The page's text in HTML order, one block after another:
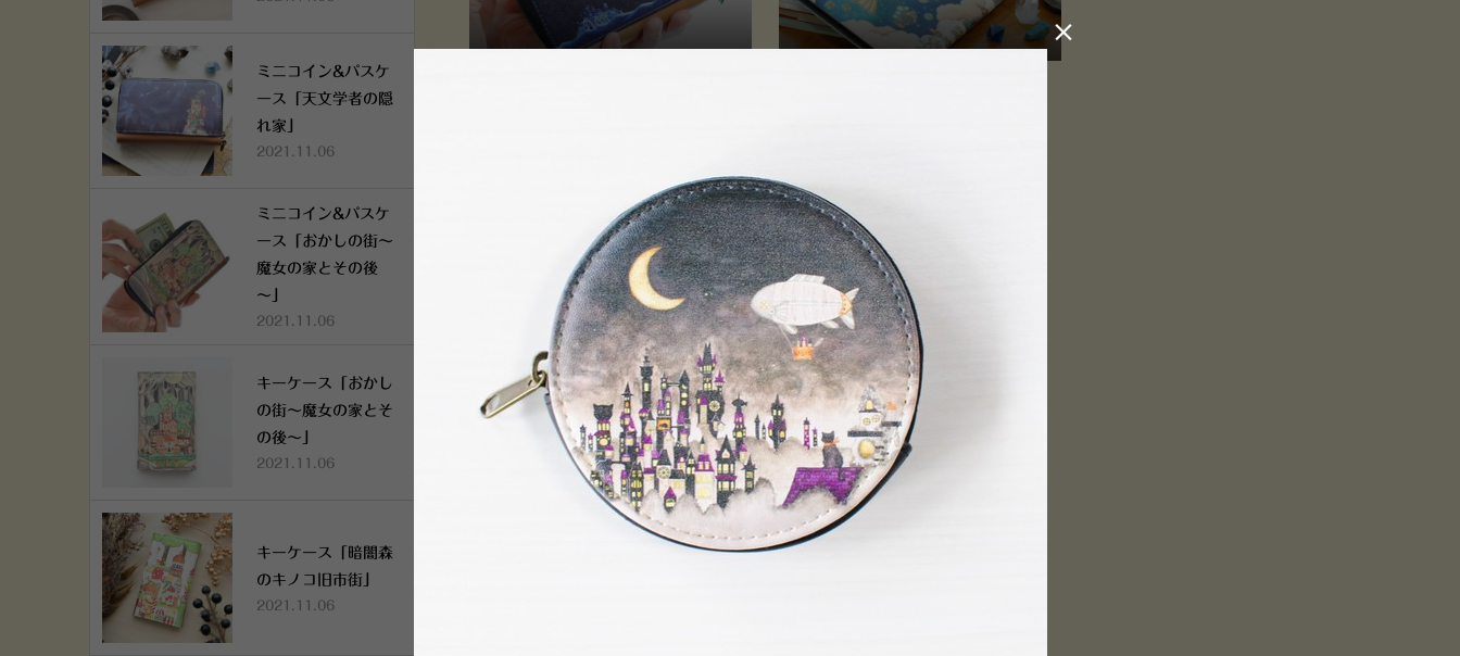
ミニコイン&パスケ
ース「天文学者の隠
れ家」
2021.11.06
ミニコイン&パスケ
ース「おかしの街～
魔女の家とその後
～」
2021.11.06
キーケース「おかし
の街～魔女の家とそ
の後～」
2021.11.06
キーケース「暗闇森
のキノコ旧市街」
2021.11.06
